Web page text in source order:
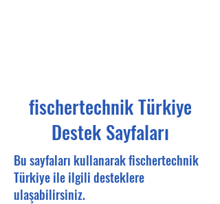
fischertechnik Türkiye
Destek Sayfaları
Bu sayfaları kullanarak fischertechnik
Türkiye ile ilgili desteklere
ulaşabilirsiniz.